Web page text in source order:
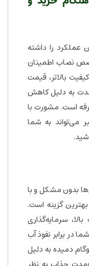
عملکرد را داشته
نصاب اطمینان
بالاتر، قیمت
به دلیل کاهش
است. مشورت با
می‌تواند به شما
بدون مشکل و با
بهترین گزینه است.
سرمایه‌گذاری
در برابر نفوذ آب
دمیده به دلیل